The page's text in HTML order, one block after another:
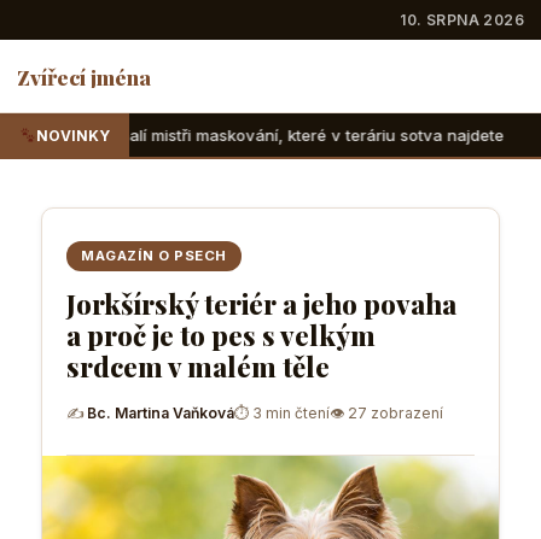
10. SRPNA 2026
Zvířecí jména
NOVINKY
maskování, které v teráriu sotva najdete
MAGAZÍN O PSECH
Jorkšírský teriér a jeho povaha
a proč je to pes s velkým
srdcem v malém těle
✍ Bc. Martina Vaňková⏱ 3 min čtení👁 27 zobrazení